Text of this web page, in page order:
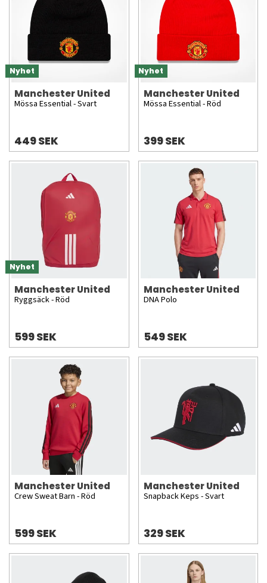
Nyhet
Manchester United
Mössa Essential - Svart
449 SEK
Nyhet
Manchester United
Mössa Essential - Röd
399 SEK
Nyhet
Manchester United
Ryggsäck - Röd
599 SEK
Manchester United
DNA Polo
549 SEK
Manchester United
Crew Sweat Barn - Röd
599 SEK
Manchester United
Snapback Keps - Svart
329 SEK